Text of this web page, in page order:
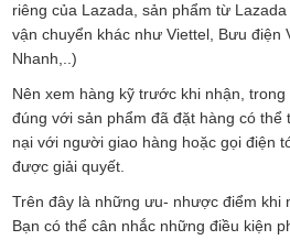
riêng của Lazada, sản phẩm từ
vận chuyển khác như Viettel, Bưu điện
Nhanh,..)
Nên xem hàng kỹ trước khi nhận,
đúng với sản phẩm đã đặt hàng có thể
nại với người giao hàng hoặc gọi điện
được giải quyết.
Trên đây là những ưu- nhược điểm khi
Bạn có thể cân nhắc những điều kiện